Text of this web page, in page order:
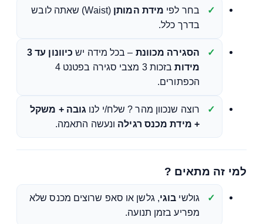
בחר לפי מידת המותן
(Waist) שאתה לובש
בדרך כלל.
הסגירה מכוונת – בכל מידה יש
כיוונון עד 3
מידות
בזכות 3 מצבי סגירה בפטנט 4
הכפתורים.
רוצה שנכוון מהר ? שלח/י לנו גובה + משקל
+ מידת מכנס רגילה ונעשה התאמה.
למי זה מתאים ?
גולשי בוגי, גלשן או סאפ שרוצים מכנס שלא
מפריע בזמן תנועה.